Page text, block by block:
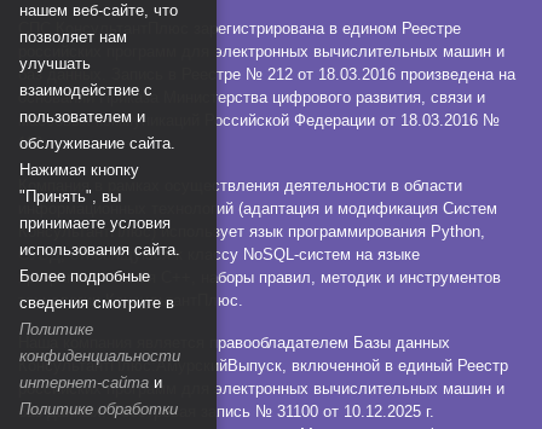
СПС КонсультантПлюс зарегистрирована в едином Реестре
российских программ для электронных вычислительных машин и
баз данных. Запись в Реестре № 212 от 18.03.2016 произведена на
основании Приказа Министерства цифрового развития, связи и
массовых коммуникаций Российской Федерации от 18.03.2016 №
112.
Компания в рамках осуществления деятельности в области
информационных технологий (адаптация и модификация Систем
КонсультантПлюс) использует язык программирования Python,
СУБД, относящуюся к классу NoSQL-систем на языке
программирования C++, наборы правил, методик и инструментов
технологии КонсультантПлюс.
Наша компания является правообладателем Базы данных
КонсультантПлюс:АмурскийВыпуск, включенной в единый Реестр
российских программ для электронных вычислительных машин и
баз данных. Реестровая запись № 31100 от 10.12.2025 г.
нашем веб-сайте, что
позволяет нам
улучшать
взаимодействие с
пользователем и
обслуживание сайта.
Нажимая кнопку
"Принять", вы
принимаете условия
использования сайта.
Более подробные
сведения смотрите в
Политике
конфиденциальности
интернет-сайта и
Политике обработки